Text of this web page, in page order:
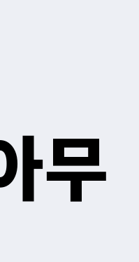
무